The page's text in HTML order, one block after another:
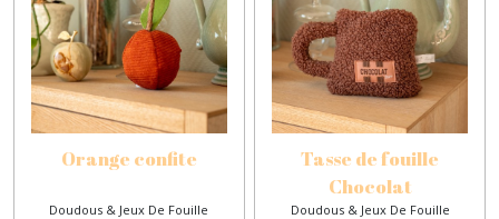
Orange confite
Doudous & Jeux De Fouille
Tasse de fouille
Chocolat
Doudous & Jeux De Fouille